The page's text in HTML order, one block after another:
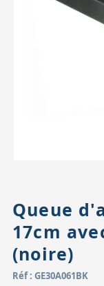
Accessoires
Pièces
Queue
17cm
(noire)
Réf : GE30A061BK